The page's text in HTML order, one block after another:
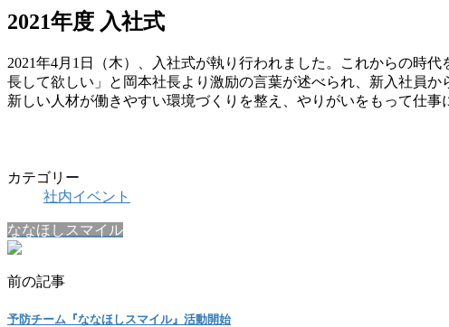
2021年度 入社式
2021年4月1日（木）、入社式が執り行われました。これからの時
長して欲しい」と岡本社長より激励の言葉が述べられ、新入社員
新しい人材が働きやすい環境づくりを整え、やりがいをもって仕事
カテゴリー
社内イベント
ななほしスマイル
前の記事
予防チーム『ななほしスマイル』活動開始